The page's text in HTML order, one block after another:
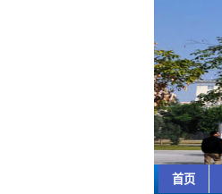
首页